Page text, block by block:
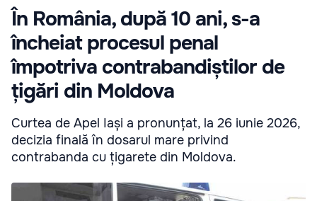
În România, după 10 ani, s-a
încheiat procesul penal
împotriva contrabandiștilor de
țigări din Moldova
Curtea de Apel Iași a pronunțat, la 26 iunie 2026,
decizia finală în dosarul mare privind
contrabanda cu țigarete din Moldova.